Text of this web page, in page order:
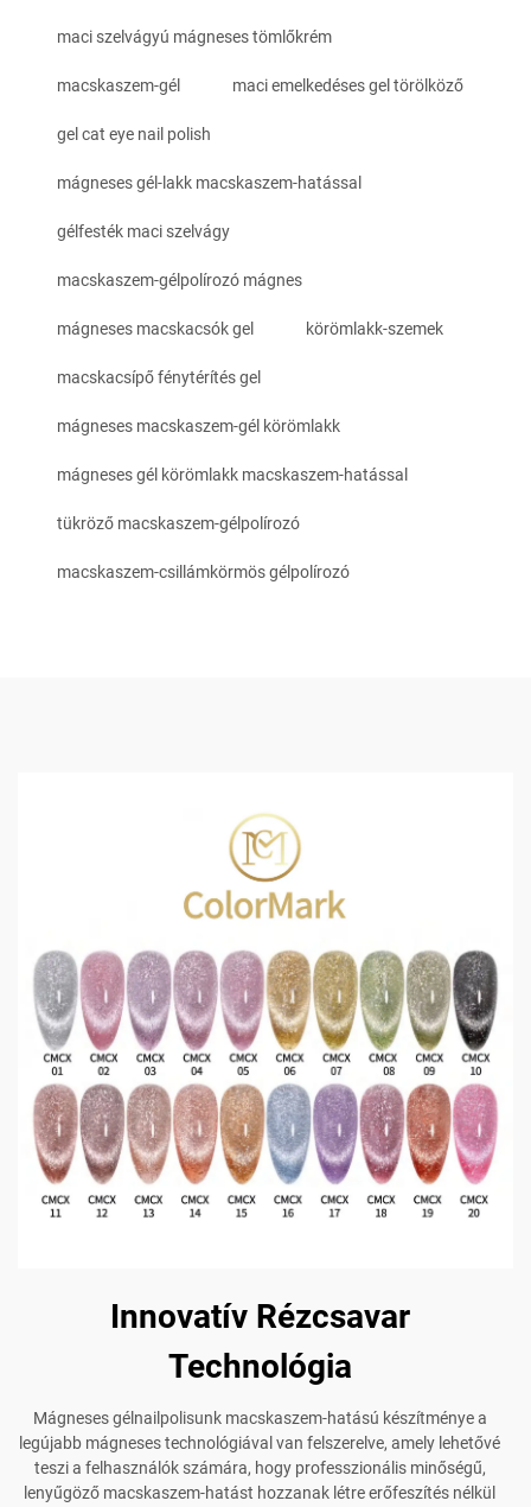
maci szelvágyú mágneses tömlőkrém
macskaszem-gél maci emelkedéses gel törölköző
gel cat eye nail polish
mágneses gél-lakk macskaszem-hatással
gélfesték maci szelvágy
macskaszem-gélpolírozó mágnes
mágneses macskacsók gel körömlakk-szemek
macskacsípő fénytérítés gel
mágneses macskaszem-gél körömlakk
mágneses gél körömlakk macskaszem-hatással
tükröző macskaszem-gélpolírozó
macskaszem-csillámkörmös gélpolírozó
Innovatív Rézcsavar
Technológia
Mágneses gélnailpolisunk macskaszem-hatású készítménye a
legújabb mágneses technológiával van felszerelve, amely lehetővé
teszi a felhasználók számára, hogy professzionális minőségű,
lenyűgöző macskaszem-hatást hozzanak létre erőfeszítés nélkül